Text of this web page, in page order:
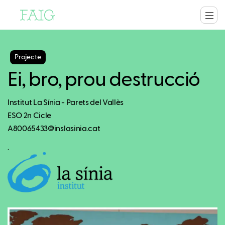
Projecte
Ei, bro, prou destrucció
Institut La Sínia - Parets del Vallès
ESO 2n Cicle
A80065433@inslasinia.cat
.